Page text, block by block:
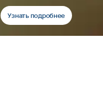
Узнать подробнее